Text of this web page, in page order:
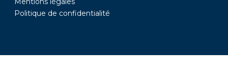
Politique de confidentialité